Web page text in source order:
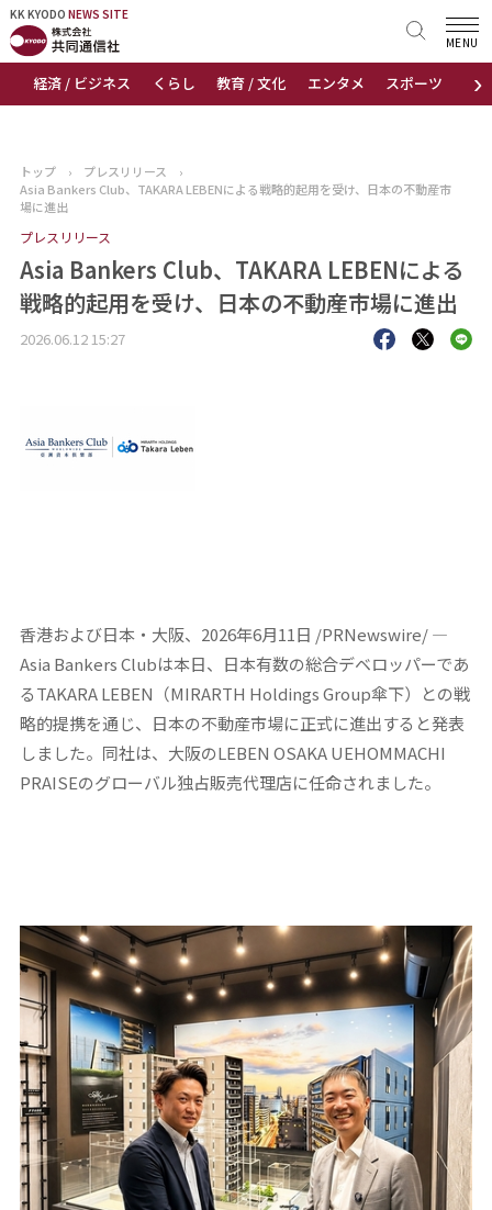
KK KYODO NEWS SITE
›
経済 / ビジネス くらし 教育 / 文化 エンタメ スポーツ 地域
MENU
KK KYODONEWS SITE
トップページ
ニュース
おすすめコンテンツ
出版物
トップ › プレスリリース
›
Asia Bankers Club、TAKARA LEBENによる戦略的起用を受け、日本の不動産市
場に進出
プレスリリース
Asia Bankers Club、TAKARA LEBENによる
戦略的起用を受け、日本の不動産市場に進出
2026.06.12 15:27
香港および日本・大阪、2026年6月11日 /PRNewswire/ —
Asia Bankers Clubは本日、日本有数の総合デベロッパーであ
るTAKARA LEBEN（MIRARTH Holdings Group傘下）との戦
略的提携を通じ、日本の不動産市場に正式に進出すると発表
しました。同社は、大阪のLEBEN OSAKA UEHOMMACHI
PRAISEのグローバル独占販売代理店に任命されました。